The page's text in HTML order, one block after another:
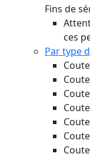
Fins de
ces
Par type